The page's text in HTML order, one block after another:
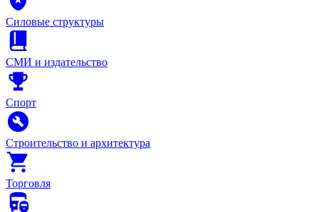
Силовые структуры
СМИ и издательство
Спорт
Строительство и архитектура
Торговля